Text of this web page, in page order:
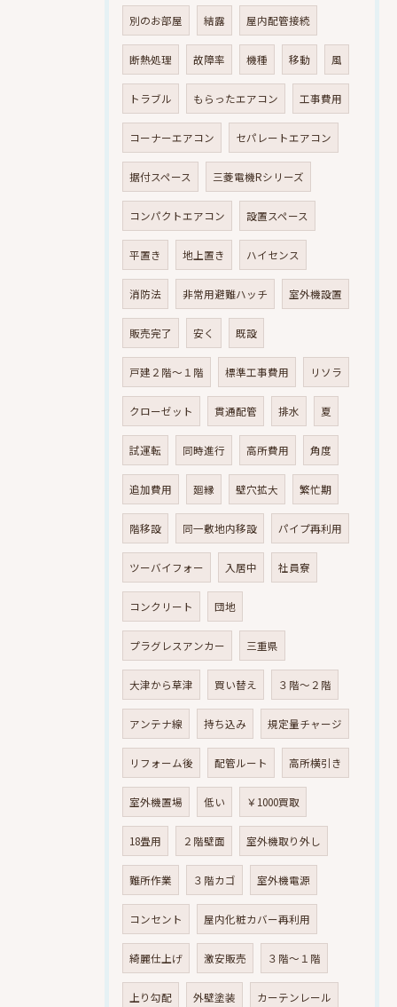
別のお部屋 結露 屋内配管接続
断熱処理 故障率 機種 移動 風
トラブル もらったエアコン 工事費用
コーナーエアコン セパレートエアコン
据付スペース 三菱電機Rシリーズ
コンパクトエアコン 設置スペース
平置き 地上置き ハイセンス
消防法 非常用避難ハッチ 室外機設置
販売完了 安く 既設
戸建２階～１階 標準工事費用 リソラ
クローゼット 貫通配管 排水 夏
試運転 同時進行 高所費用 角度
追加費用 廻縁 壁穴拡大 繁忙期
階移設 同一敷地内移設 パイプ再利用
ツーバイフォー 入居中 社員寮
コンクリート 団地
プラグレスアンカー 三重県
大津から草津 買い替え ３階～２階
アンテナ線 持ち込み 規定量チャージ
リフォーム後 配管ルート 高所横引き
室外機置場 低い ￥1000買取
18畳用 ２階壁面 室外機取り外し
難所作業 ３階カゴ 室外機電源
コンセント 屋内化粧カバー再利用
綺麗仕上げ 激安販売 ３階～１階
上り勾配 外壁塗装 カーテンレール